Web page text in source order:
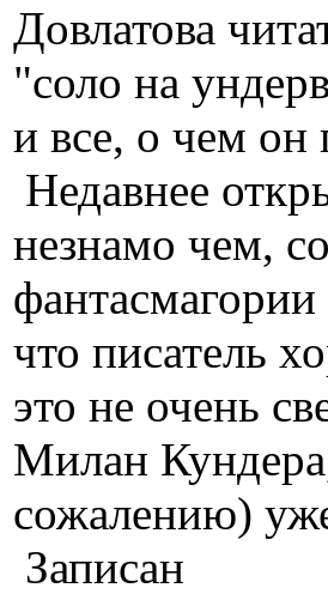
Довлатова
"соло на
и все, о чем он
Недавнее
незнамо чем,
что писатель
это не очень
Милан
сожалению)
Записан